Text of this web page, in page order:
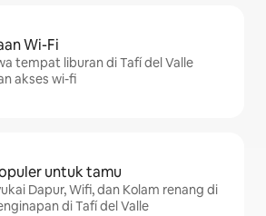
Wi-Fi
tempat liburan di Tafí del Valle
akses wi-fi
untuk tamu
Dapur, Wifi, dan Kolam renang di
di Tafí del Valle